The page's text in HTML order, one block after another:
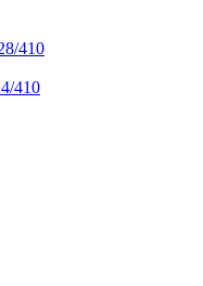
410
410